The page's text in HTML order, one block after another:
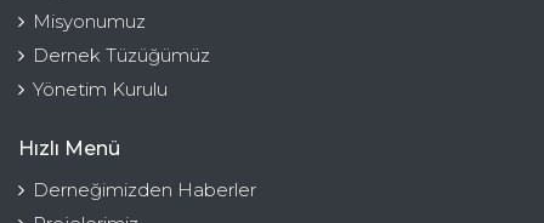
Misyonumuz
Dernek Tüzüğümüz
Yönetim Kurulu
Hızlı Menü
Derneğimizden Haberler